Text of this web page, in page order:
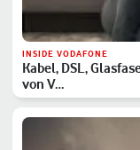
INSIDE VODAFONE
Kabel, DSL,
von V…